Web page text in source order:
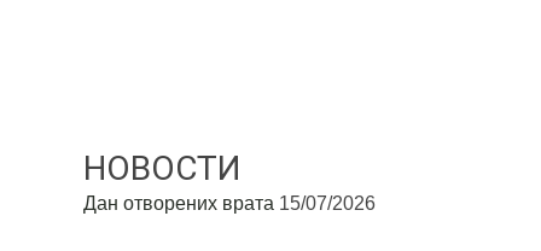
НОВОСТИ
Дан отворених врата 15/07/2026